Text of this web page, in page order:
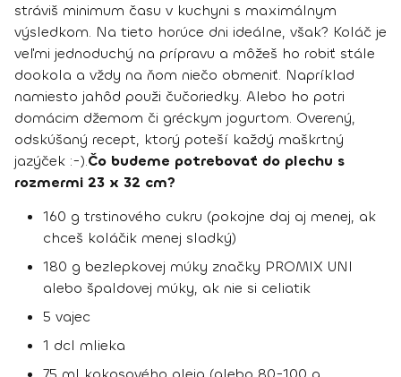
stráviš minimum času v kuchyni s maximálnym
výsledkom. Na tieto horúce dni ideálne, však? Koláč je
veľmi jednoduchý na prípravu a môžeš ho robiť stále
dookola a vždy na ňom niečo obmeniť. Napríklad
namiesto jahôd použi čučoriedky. Alebo ho potri
domácim džemom či gréckym jogurtom. Overený,
odskúšaný recept, ktorý poteší každý maškrtný
jazýček :-).Čo budeme potrebovať do plechu s
rozmermi 23 x 32 cm?
160 g trstinového cukru (pokojne daj aj menej, ak
chceš koláčik menej sladký)
180 g bezlepkovej múky značky PROMIX UNI
alebo špaldovej múky, ak nie si celiatik
5 vajec
1 dcl mlieka